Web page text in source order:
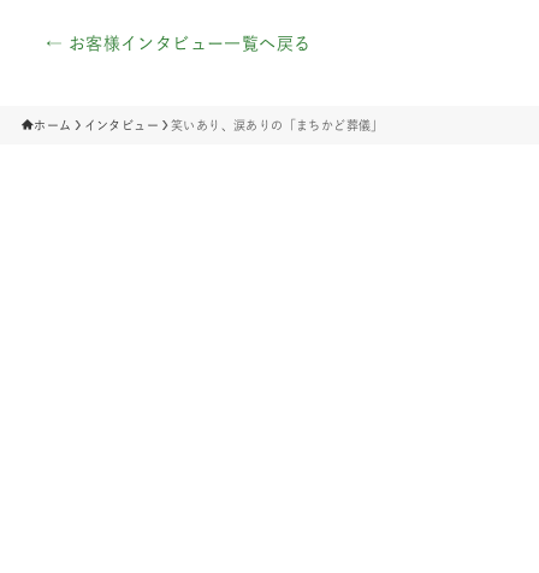
← お客様インタビュー一覧へ戻る
ホーム インタビュー 笑いあり、涙ありの「まちかど葬儀」